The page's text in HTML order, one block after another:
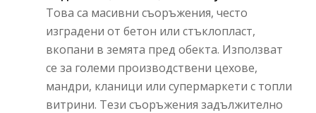
Това са масивни съоръжения, често
изградени от бетон или стъклопласт,
вкопани в земята пред обекта. Използват
се за големи производствени цехове,
мандри, кланици или супермаркети с топли
витрини. Тези съоръжения задължително